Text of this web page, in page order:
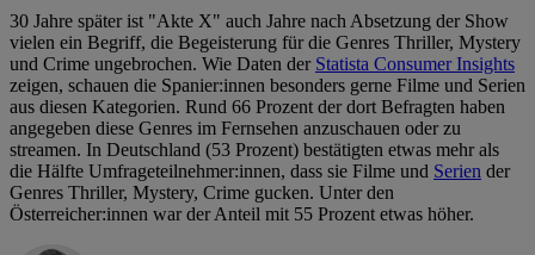
30 Jahre später ist "Akte X" auch Jahre nach Absetzung der Show
vielen ein Begriff, die Begeisterung für die Genres Thriller, Mystery
und Crime ungebrochen. Wie Daten der Statista Consumer Insights
zeigen, schauen die Spanier:innen besonders gerne Filme und Serien
aus diesen Kategorien. Rund 66 Prozent der dort Befragten haben
angegeben diese Genres im Fernsehen anzuschauen oder zu
streamen. In Deutschland (53 Prozent) bestätigten etwas mehr als
die Hälfte Umfrageteilnehmer:innen, dass sie Filme und Serien der
Genres Thriller, Mystery, Crime gucken. Unter den
Österreicher:innen war der Anteil mit 55 Prozent etwas höher.